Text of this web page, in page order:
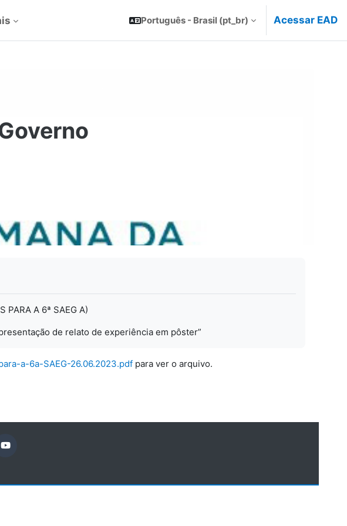
Português - Brasil ‎(pt_br)‎ Acessar EAD
PARA A 6ª SAEG A)
de relato de experiência em pôster”
a-6a-SAEG-26.06.2023.pdfpara ver o arquivo.